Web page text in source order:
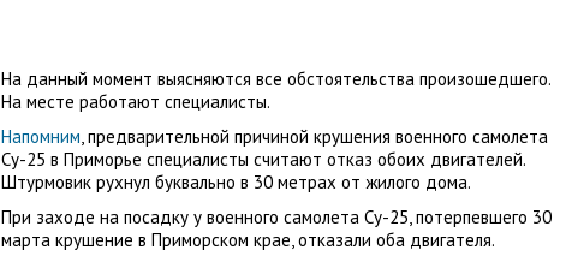
На данный момент выясняются все обстоятельства произошедшего.
На месте работают специалисты.
Напомним , предварительной причиной крушения военного самолета
Су-25 в Приморье специалисты считают отказ обоих двигателей.
Штурмовик рухнул буквально в 30 метрах от жилого дома.
При заходе на посадку у военного самолета Су-25, потерпевшего 30
марта крушение в Приморском крае, отказали оба двигателя.